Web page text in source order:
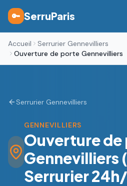
🔑 SerruParis
Accueil
Serrurier Gennevilliers
Ouverture de porte Gennevilliers
Serrurier Gennevilliers
GENNEVILLIERS
Ouverture
Gennevilliers
Serrurier